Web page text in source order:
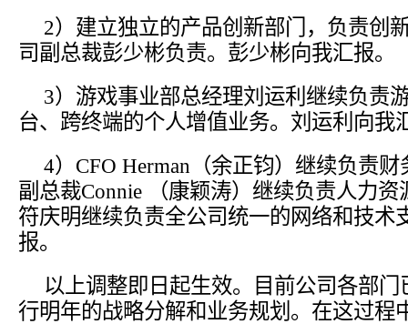
2）建立独立的产品创新部门，负责创
司副总裁彭少彬负责。彭少彬向我汇报。
3）游戏事业部总经理刘运利继续负责
台、跨终端的个人增值业务。刘运利向我
4）CFO Herman（余正钧）继续负责
副总裁Connie （康颖涛）继续负责人力
符庆明继续负责全公司统一的网络和技术
报。
以上调整即日起生效。目前公司各部
行明年的战略分解和业务规划。在这过程